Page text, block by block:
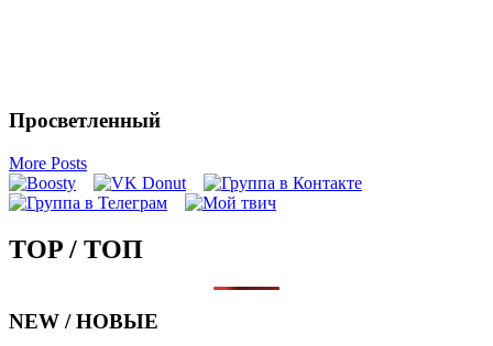
Просветленный
More Posts
TOP / ТОП
NEW / НОВЫЕ